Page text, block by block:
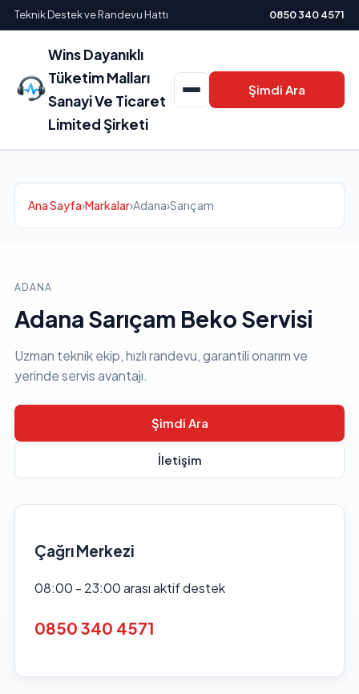
Teknik Destek ve Randevu Hattı 0850 340 4571
Wins Dayanıklı
Tüketim Malları
Sanayi Ve Ticaret
Limited Şirketi
Şimdi Ara
Ana Sayfa›Markalar›Adana›Sarıçam
ADANA
Adana Sarıçam Beko Servisi
Uzman teknik ekip, hızlı randevu, garantili onarım ve
yerinde servis avantajı.
Şimdi Ara
İletişim
Çağrı Merkezi
08:00 - 23:00 arası aktif destek
0850 340 4571